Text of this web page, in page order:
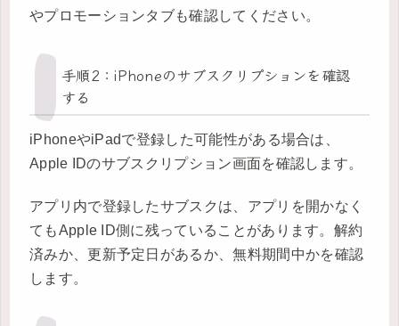
やプロモーションタブも確認してください。
手順2：iPhoneのサブスクリプションを確認
する
iPhoneやiPadで登録した可能性がある場合は、
Apple IDのサブスクリプション画面を確認します。
アプリ内で登録したサブスクは、アプリを開かなく
てもApple ID側に残っていることがあります。解約
済みか、更新予定日があるか、無料期間中かを確認
します。